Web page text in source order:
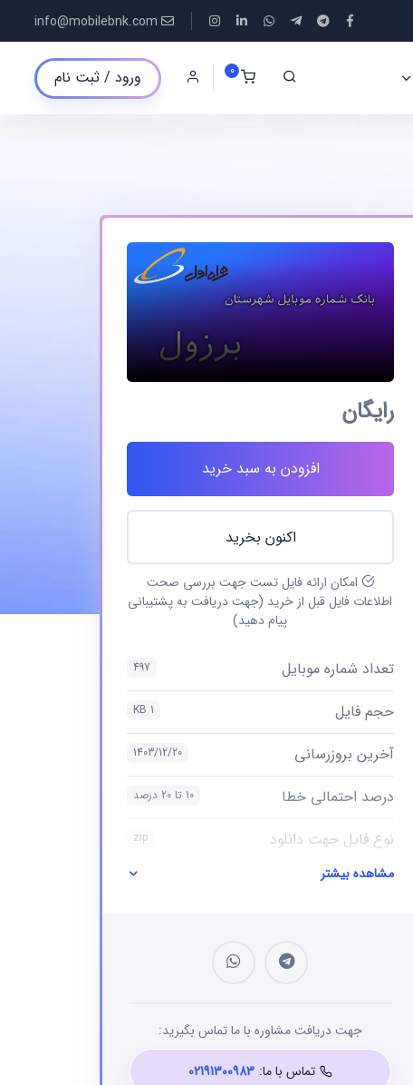
info@mobilebnk.com
0 ورود / ثبت نام
رایگان
افزودن به سبد خرید
اکنون بخرید
امکان ارائه فایل تست جهت بررسی صحت
اطلاعات فایل قبل از خرید (جهت دریافت به پشتیبانی
پیام دهید)
تعداد شماره موبایل 497
حجم فایل 1 KB
آخرین بروزرسانی 1403/12/20
درصد احتمالی خطا 10 تا 20 درصد
نوع فایل جهت دانلود zip
نوع فایل بانک شماره موبایل مشاهده بیشتر
جهت دریافت مشاوره با ما تماس بگیرید:
تماس با ما: 02191300983